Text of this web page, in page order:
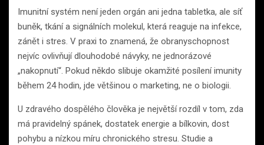
Imunitní systém není jeden orgán ani jedna tabletka, ale síť
buněk, tkání a signálních molekul, která reaguje na infekce,
zánět i stres. V praxi to znamená, že obranyschopnost
nejvíc ovlivňují dlouhodobé návyky, ne jednorázové
„nakopnutí“. Pokud někdo slibuje okamžité posílení imunity
během 24 hodin, jde většinou o marketing, ne o biologii.
U zdravého dospělého člověka je největší rozdíl v tom, zda
má pravidelný spánek, dostatek energie a bílkovin, dost
pohybu a nízkou míru chronického stresu. Studie a